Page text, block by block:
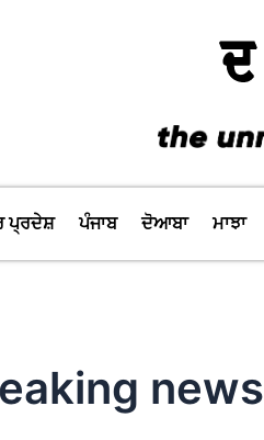
ਪ੍ਰਦੇਸ਼ ਪੰਜਾਬ ਦੋਆਬਾ ਮਾਝਾ
news